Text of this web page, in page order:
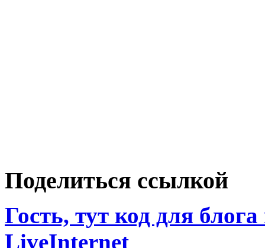
Поделиться ссылкой
Гость, тут код для
LiveInternet